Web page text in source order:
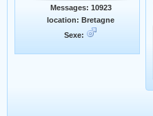
Messages: 10923
location: Bretagne
Sexe: